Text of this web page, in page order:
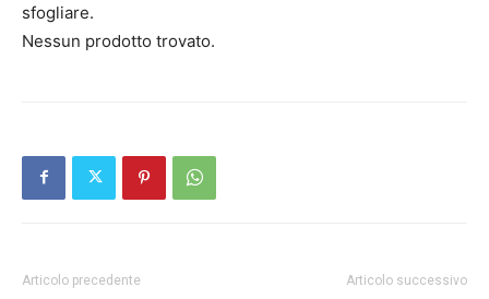
sfogliare.
Nessun prodotto trovato.
Articolo precedente Articolo successivo